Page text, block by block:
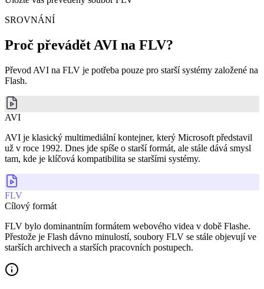
SROVNÁNÍ
Proč převádět AVI na FLV?
Převod AVI na FLV je potřeba pouze pro starší systémy založené na
Flash.
AVI
AVI je klasický multimediální kontejner, který Microsoft představil
už v roce 1992. Dnes jde spíše o starší formát, ale stále dává smysl
tam, kde je klíčová kompatibilita se staršími systémy.
FLV
Cílový formát
FLV bylo dominantním formátem webového videa v době Flashe.
Přestože je Flash dávno minulostí, soubory FLV se stále objevují ve
starších archivech a starších pracovních postupech.